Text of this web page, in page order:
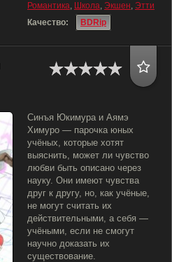
Романтика, Школа, Экшен, Этти
Качество:
BDRip
Синъя Юкимура и Аямэ
Химуро — парочка юных
учёных, которые хотят
выяснить, может ли чувство
любви быть описано через
науку. Они имеют чувства
друг к другу, но, как учёные,
не могут считать их
действительными, а себя —
учёными, если не смогут
научно доказать их
существование.